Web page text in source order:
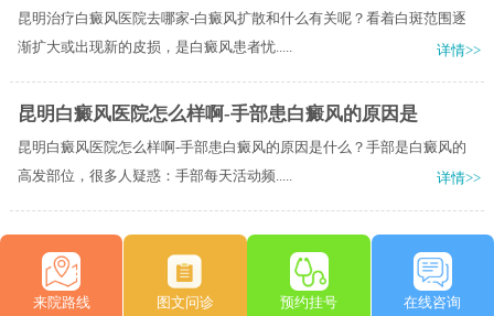
昆明治疗白癜风医院去哪家-白癜风扩散和什么有关呢？看着白斑范围逐
渐扩大或出现新的皮损，是白癜风患者忧.....
详情>>
昆明白癜风医院怎么样啊-手部患白癜风的原因是
昆明白癜风医院怎么样啊-手部患白癜风的原因是什么？手部是白癜风的
高发部位，很多人疑惑：手部每天活动频.....
详情>>
来院路线 图文问诊 预约挂号 在线咨询